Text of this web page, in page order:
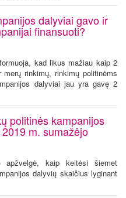
dalyviai gavo ir
finansuoti?
kad likus mažiau kaip 2
rinkimų, rinkimų politinėms
dalyviai jau yra gavę 2
politinės kampanijos
m. sumažėjo
apžvelgė, kaip keitėsi šiemet
dalyvių skaičius lyginant